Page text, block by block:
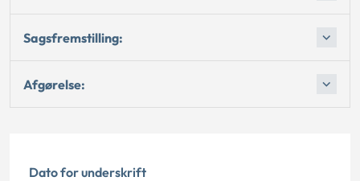
Sagsfremstilling:
Afgørelse:
Dato for underskrift